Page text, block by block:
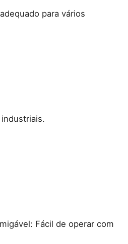
para vários
Fácil de operar com